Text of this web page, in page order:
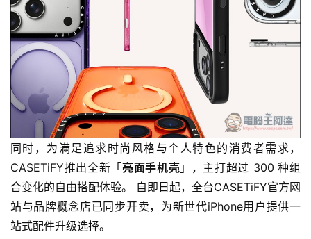
同时，为满足追求时尚风格与个人特色的消费者需求，
CASETiFY推出全新「亮面手机壳 」，主打超过 300 种组
合变化的自由搭配体验。 自即日起，全台CASETiFY官方网
站与品牌概念店已同步开卖，为新世代iPhone用户提供一
站式配件升级选择。